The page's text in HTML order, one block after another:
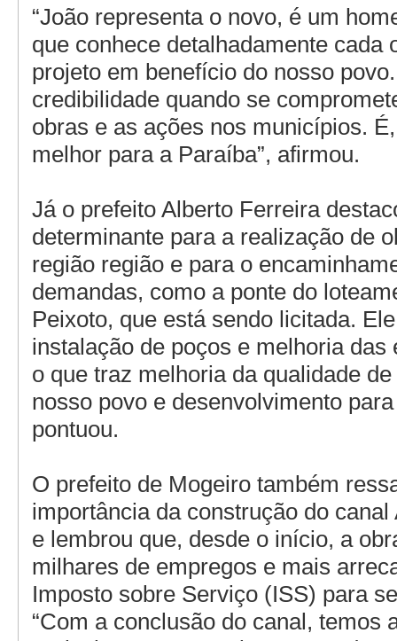
“João representa o novo, é um
que conhece detalhadamente cada
projeto em benefício do nosso
credibilidade quando se
obras e as ações nos municípios.
melhor para a Paraíba”, afirmou.
Já o prefeito Alberto Ferreira
determinante para a realização de
região região e para o
demandas, como a ponte do
Peixoto, que está sendo licitada.
instalação de poços e melhoria das
o que traz melhoria da qualidade
nosso povo e desenvolvimento
pontuou.
O prefeito de Mogeiro também
importância da construção do canal
e lembrou que, desde o início, a
milhares de empregos e mais
Imposto sobre Serviço (ISS) para
“Com a conclusão do canal, temos